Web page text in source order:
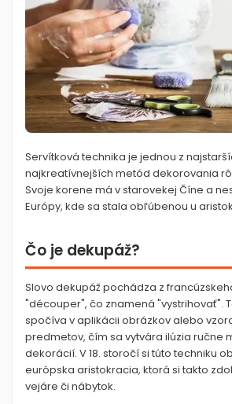
Servítková technika je jednou z
najkreatívnejších metód dekorovania
Svoje korene má v starovekej Číne a
Európy, kde sa stala obľúbenou u
Čo je dekupáž?
Slovo dekupáž pochádza z
"découper", čo znamená "vystrihovať".
spočíva v aplikácii obrázkov alebo
predmetov, čím sa vytvára ilúzia ručne
dekorácií. V 18. storočí si túto techniku
európska aristokracia, ktorá si takto
vejáre či nábytok.